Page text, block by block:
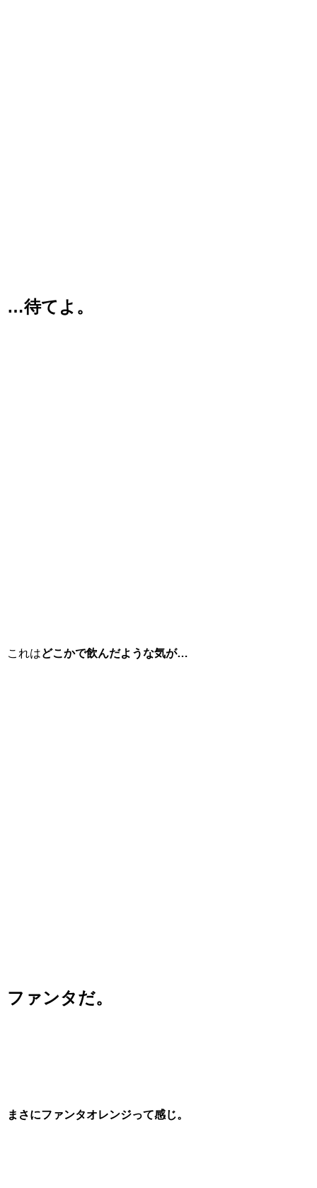
…待てよ。
これはどこかで飲んだような気が…
ファンタだ。
まさにファンタオレンジって感じ。